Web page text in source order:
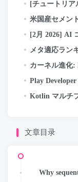
[チュートリアル] Google ADK とデュアル
米国産セメン
[2月 2026] AI コミュ
メタ適応ランキングモデル: 推論スケー
カーネル進化: Meta のランキング エンジニ
Play Developer Reporting
Kotlin マルチプラットフォー
文章目录